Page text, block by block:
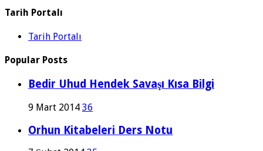
Tarih Portalı
Tarih Portalı
Popular Posts
Bedir Uhud Hendek Savaşı Kısa Bilgi
9 Mart 2014 36
Orhun Kitabeleri Ders Notu